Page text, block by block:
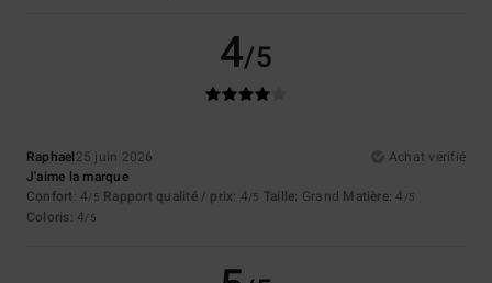
4/5
Raphael25 juin 2026
Achat vérifié
J'aime la marque
Confort: 4/5 Rapport qualité / prix: 4/5 Taille: Grand Matière: 4 /5
Coloris: 4/5